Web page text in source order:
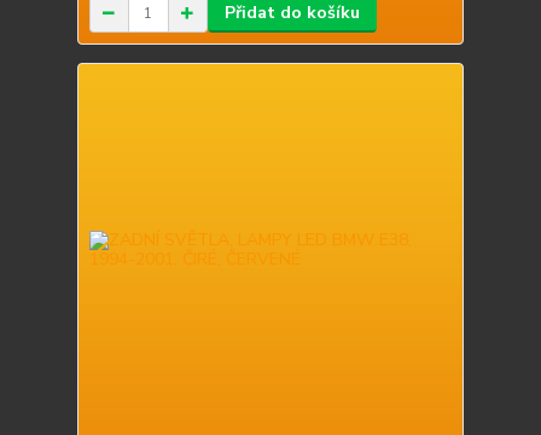
Přidat do košíku